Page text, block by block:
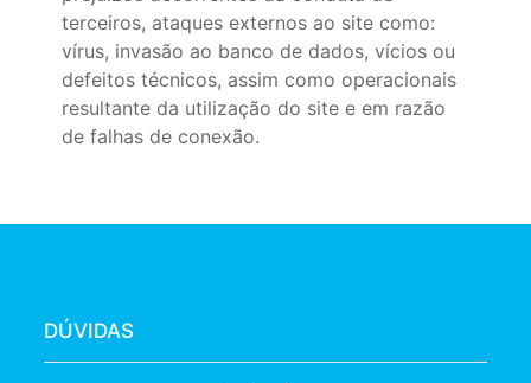
terceiros, ataques externos ao site como:
vírus, invasão ao banco de dados, vícios ou
defeitos técnicos, assim como operacionais
resultante da utilização do site e em razão
de falhas de conexão.
DÚVIDAS